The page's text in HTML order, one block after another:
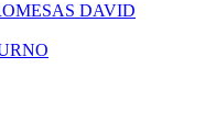
DAVID